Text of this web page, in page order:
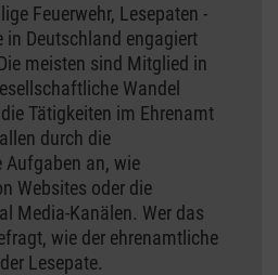
Feuerwehr, Lesepaten -
in Deutschland engagiert
meisten sind Mitglied in
Wandel
Tätigkeiten im Ehrenamt
durch die
Aufgaben an, wie
Websites oder die
Media-Kanälen. Wer das
wie der ehrenamtliche
Lesepate.